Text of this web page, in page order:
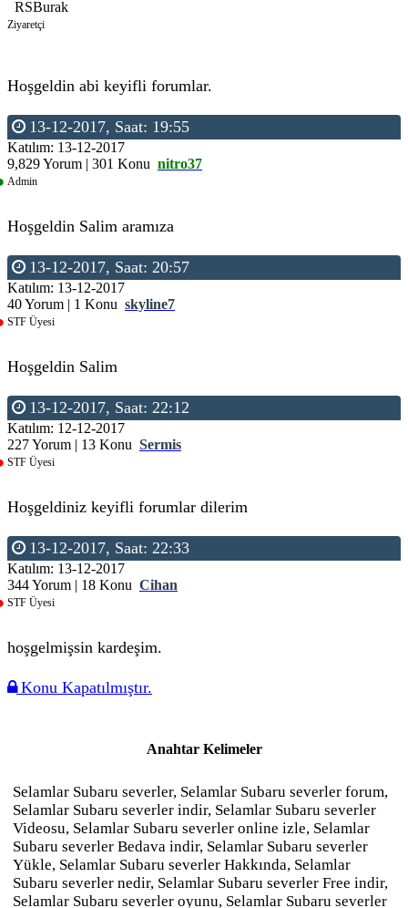
RSBurak
Ziyaretçi
Hoşgeldin abi keyifli forumlar.
13-12-2017, Saat: 19:55
Katılım: 13-12-2017
9,829 Yorum | 301 Konu nitro37
Admin
Hoşgeldin Salim aramıza
13-12-2017, Saat: 20:57
Katılım: 13-12-2017
40 Yorum | 1 Konu skyline7
STF Üyesi
Hoşgeldin Salim
13-12-2017, Saat: 22:12
Katılım: 12-12-2017
227 Yorum | 13 Konu Sermis
STF Üyesi
Hoşgeldiniz keyifli forumlar dilerim
13-12-2017, Saat: 22:33
Katılım: 13-12-2017
344 Yorum | 18 Konu Cihan
STF Üyesi
hoşgelmişsin kardeşim.
Konu Kapatılmıştır.
Anahtar Kelimeler
Selamlar Subaru severler, Selamlar Subaru severler forum,
Selamlar Subaru severler indir, Selamlar Subaru severler
Videosu, Selamlar Subaru severler online izle, Selamlar
Subaru severler Bedava indir, Selamlar Subaru severler
Yükle, Selamlar Subaru severler Hakkında, Selamlar
Subaru severler nedir, Selamlar Subaru severler Free indir,
Selamlar Subaru severler oyunu, Selamlar Subaru severler